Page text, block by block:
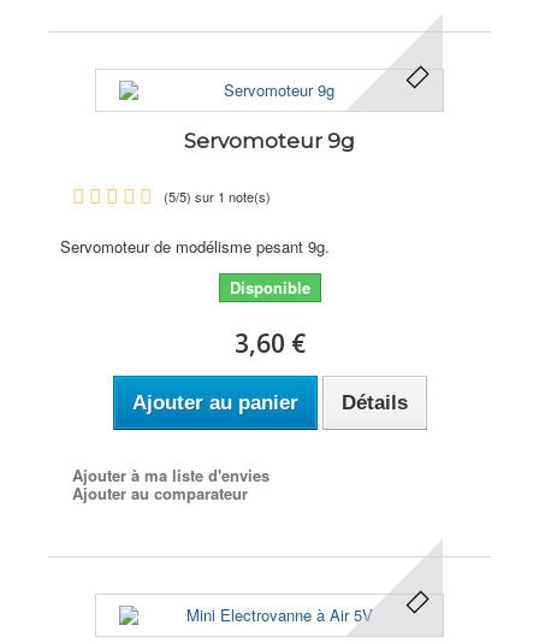
Servomoteur 9g
(5/5) sur 1 note(s)
Servomoteur de modélisme pesant 9g.
Disponible
3,60 €
Ajouter au panier Détails
Ajouter à ma liste d'envies
Ajouter au comparateur